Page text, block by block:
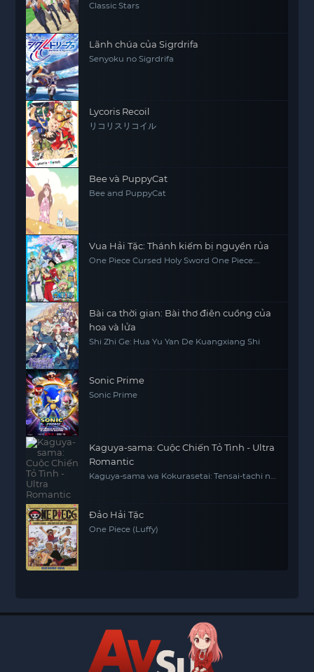
Classic Stars
Lãnh chúa của Sigrdrifa
Senyoku no Sigrdrifa
Lycoris Recoil
リコリスリコイル
Bee và PuppyCat
Bee and PuppyCat
Vua Hải Tặc: Thánh kiếm bị nguyền rủa
One Piece Cursed Holy Sword One Piece:
Bài ca thời gian: Bài thơ điên cuồng của
hoa và lửa
Shi Zhi Ge: Hua Yu Yan De Kuangxiang Shi
Sonic Prime
Sonic Prime
Kaguya-sama: Cuộc Chiến Tỏ Tình - Ultra
Romantic
Kaguya-sama wa Kokurasetai: Tensai-tachi no
Đảo Hải Tặc
One Piece (Luffy)